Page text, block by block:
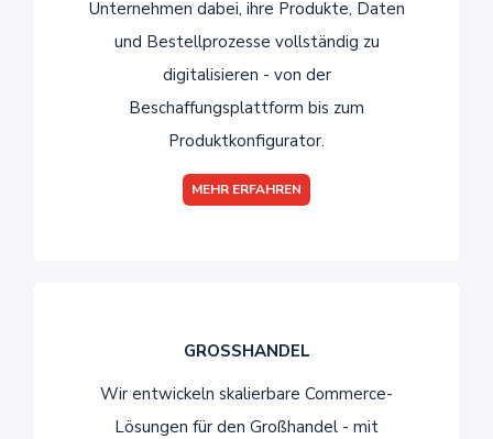
Unternehmen dabei, ihre Produkte, Daten
und Bestellprozesse vollständig zu
digitalisieren - von der
Beschaffungsplattform bis zum
Produktkonfigurator.
MEHR ERFAHREN
GROSSHANDEL
Wir entwickeln skalierbare Commerce-
Lösungen für den Großhandel - mit